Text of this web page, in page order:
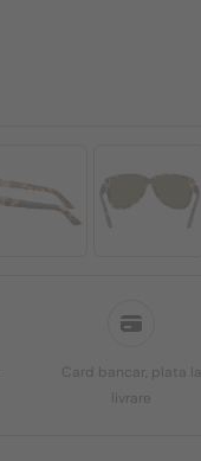
Card bancar, plata la
livrare